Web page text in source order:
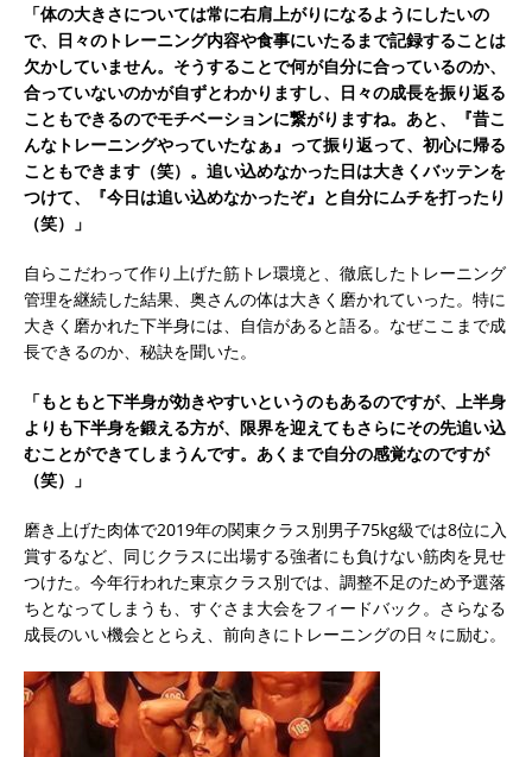
「体の大きさについては常に右肩上がりになるようにしたいの
で、日々のトレーニング内容や食事にいたるまで記録することは
欠かしていません。そうすることで何が自分に合っているのか、
合っていないのかが自ずとわかりますし、日々の成長を振り返る
こともできるのでモチベーションに繋がりますね。あと、『昔こ
んなトレーニングやっていたなぁ』って振り返って、初心に帰る
こともできます（笑）。追い込めなかった日は大きくバッテンを
つけて、『今日は追い込めなかったぞ』と自分にムチを打ったり
（笑）」
自らこだわって作り上げた筋トレ環境と、徹底したトレーニング
管理を継続した結果、奥さんの体は大きく磨かれていった。特に
大きく磨かれた下半身には、自信があると語る。なぜここまで成
長できるのか、秘訣を聞いた。
「もともと下半身が効きやすいというのもあるのですが、上半身
よりも下半身を鍛える方が、限界を迎えてもさらにその先追い込
むことができてしまうんです。あくまで自分の感覚なのですが
（笑）」
磨き上げた肉体で2019年の関東クラス別男子75kg級では8位に入
賞するなど、同じクラスに出場する強者にも負けない筋肉を見せ
つけた。今年行われた東京クラス別では、調整不足のため予選落
ちとなってしまうも、すぐさま大会をフィードバック。さらなる
成長のいい機会ととらえ、前向きにトレーニングの日々に励む。